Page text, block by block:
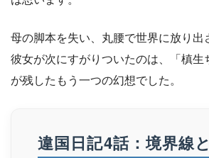
母の脚本を失い、丸腰で世界に放り出
彼女が次にすがりついたのは、「槙生
が残したもう一つの幻想でした。
違国日記4話：境界線